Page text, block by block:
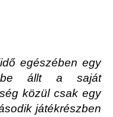
egészében egy
be állt a saját
közül csak egy
játékrészben